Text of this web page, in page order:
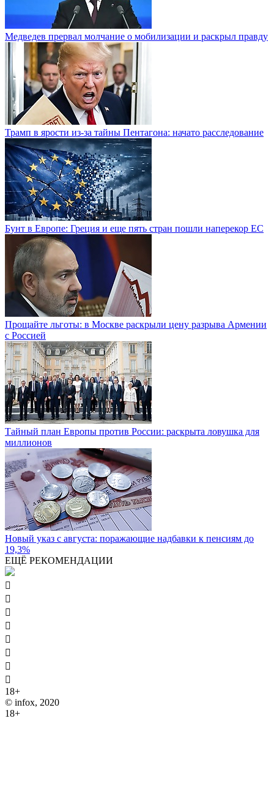
Медведев прервал молчание о мобилизации и раскрыл правду
Трамп в ярости из-за тайны Пентагона: начато расследование
Бунт в Европе: Греция и еще пять стран пошли наперекор ЕС
Прощайте льготы: в Москве раскрыли цену разрыва Армении
с Россией
Тайный план Европы против России: раскрыта ловушка для
миллионов
Новый указ с августа: поражающие надбавки к пенсиям до
19,3%
ЕЩЁ РЕКОМЕНДАЦИИ








18+
© infox, 2020
18+